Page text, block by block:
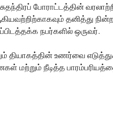
போராட்டத்தின்
தனித்து
நபர்களில் ஒருவர்.
தியாகத்தின் உணர்வை
நீடித்த